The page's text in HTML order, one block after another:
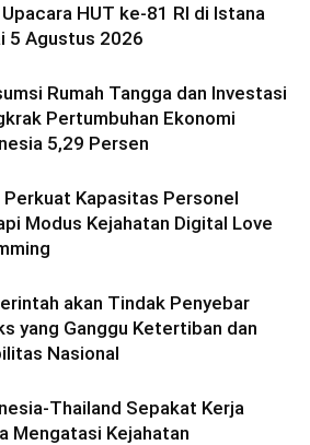
HUT ke-81 RI di Istana
5 Agustus 2026
Rumah Tangga dan Investasi
Pertumbuhan Ekonomi
5,29 Persen
Perkuat Kapasitas Personel
Modus Kejahatan Digital Love
akan Tindak Penyebar
yang Ganggu Ketertiban dan
Nasional
Thailand Sepakat Kerja
Mengatasi Kejahatan